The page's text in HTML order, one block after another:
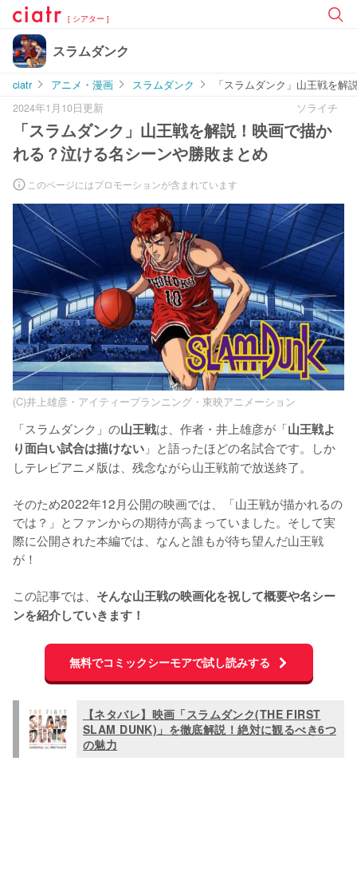
[ シアター ]
スラムダンク
ciatr アニメ・漫画 スラムダンク
「スラムダンク」山王戦を
2024年1月10日更新
ソライチ
「スラムダンク」山王戦を解説！映画で描か
れる？泣ける名シーンや勝敗まとめ
このページにはプロモーションが含まれています
(C)井上雄彦・アイティープランニング・東映アニメーション
「スラムダンク」の山王戦は、作者・井上雄彦が「山王戦よ
り面白い試合は描けない 」と語ったほどの名試合です。しか
しテレビアニメ版は、残念ながら山王戦前で放送終了。
そのため2022年12月公開の映画では、「山王戦が描かれるの
では？」とファンからの期待が高まっていました。そして実
際に公開された本編では、なんと誰もが待ち望んだ山王戦
が！
この記事では、 そんな山王戦の映画化を祝して概要や名シー
ンを紹介していきます！
無料でコミックシーモアで試し読みする
【ネタバレ】映画「スラムダンク(THE FIRST
SLAM DUNK)」を徹底解説！絶対に観るべき6つ
の魅力